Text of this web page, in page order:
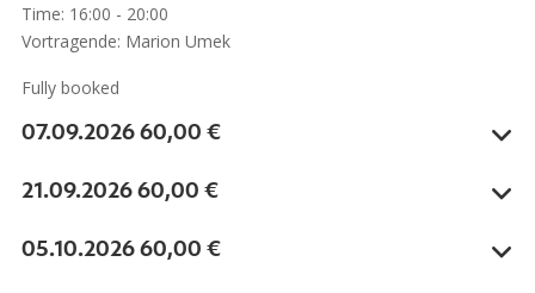
Time: 16:00 - 20:00
Vortragende: Marion Umek
Fully booked
07.09.2026 60,00 €
21.09.2026 60,00 €
05.10.2026 60,00 €